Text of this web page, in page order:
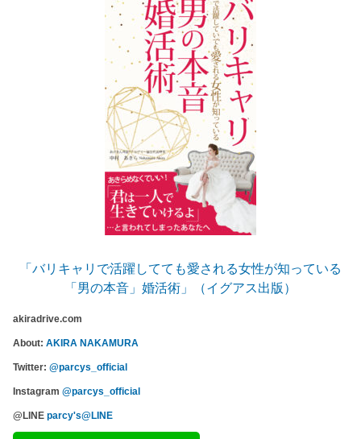
「バリキャリで活躍してても愛される女性が知っている
「男の本音」婚活術」（イグアス出版）
akiradrive.com
About:AKIRA NAKAMURA
Twitter:@parcys_official
Instagram@parcys_official
@LINEparcy's@LINE